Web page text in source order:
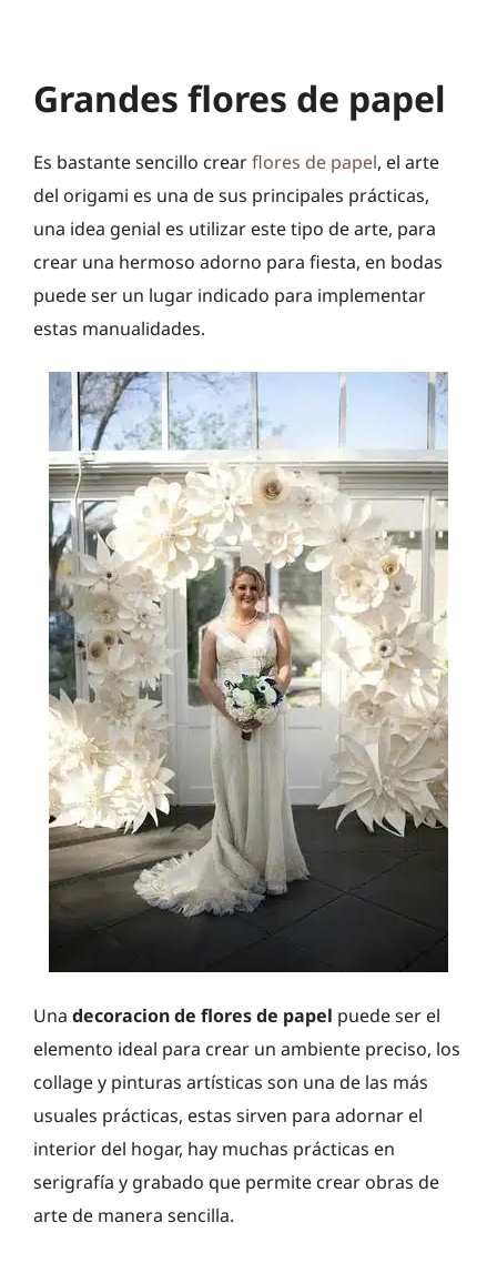
Grandes flores de papel
Es bastante sencillo crearflores de papel, el arte
del origami es una de sus principales prácticas,
una idea genial es utilizar este tipo de arte, para
crear una hermoso adorno para fiesta, en bodas
puede ser un lugar indicado para implementar
estas manualidades.
Una decoracion de flores de papel puede ser el
elemento ideal para crear un ambiente preciso, los
collage y pinturas artísticas son una de las más
usuales prácticas, estas sirven para adornar el
interior del hogar, hay muchas prácticas en
serigrafía y grabado que permite crear obras de
arte de manera sencilla.